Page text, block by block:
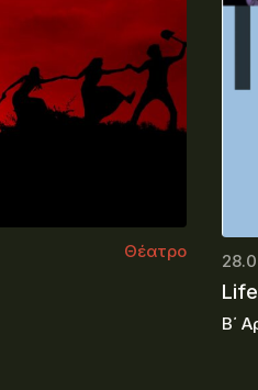
Θέατρο
Β΄